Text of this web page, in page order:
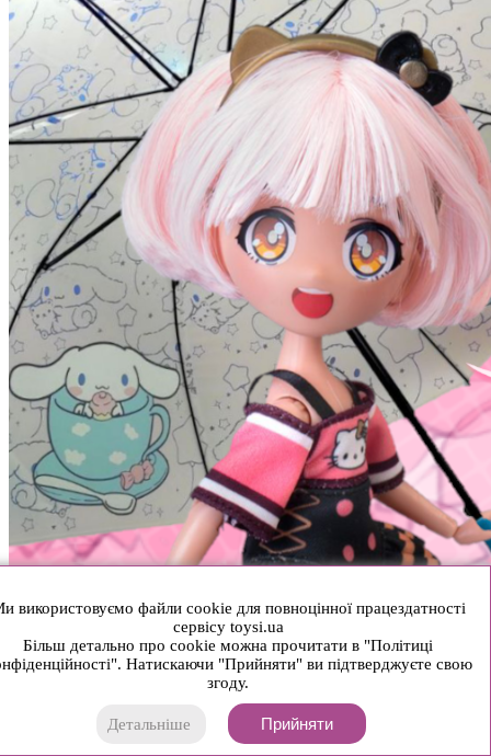
використовуємо файли cookie для повноцінної працездатності
сервісу toysi.ua
Більш детально про cookie можна прочитати в "Політиці
Натискаючи "Прийняти" ви підтверджуєте свою
згоду.
Детальніше Прийняти